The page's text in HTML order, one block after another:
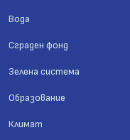
Вода
Сграден фонд
Зелена система
Образование
Климат